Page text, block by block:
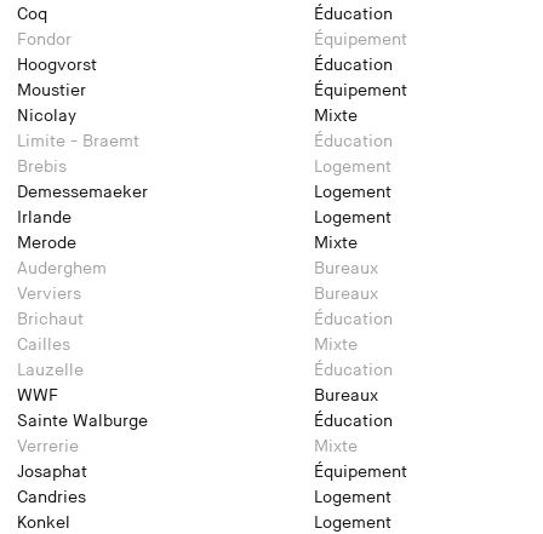
Coq
Éducation
Fondor
Équipement
Hoogvorst
Éducation
Moustier
Équipement
Nicolay
Mixte
Limite - Braemt
Éducation
Brebis
Logement
Demessemaeker
Logement
Irlande
Logement
Merode
Mixte
Auderghem
Bureaux
Verviers
Bureaux
Brichaut
Éducation
Cailles
Mixte
Lauzelle
Éducation
WWF
Bureaux
Sainte Walburge
Éducation
Verrerie
Mixte
Josaphat
Équipement
Candries
Logement
Konkel
Logement